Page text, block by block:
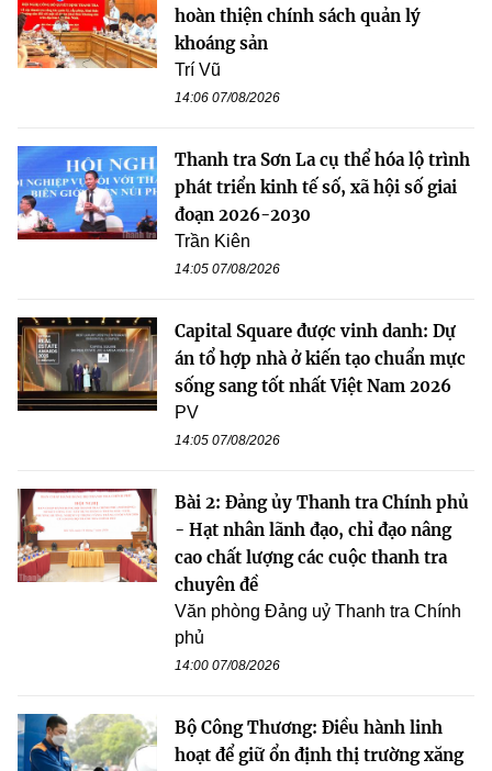
hoàn thiện chính sách quản lý
khoáng sản
Trí Vũ
14:06 07/08/2026
Thanh tra Sơn La cụ thể hóa lộ trình
phát triển kinh tế số, xã hội số giai
đoạn 2026-2030
Trần Kiên
14:05 07/08/2026
Capital Square được vinh danh: Dự
án tổ hợp nhà ở kiến tạo chuẩn mực
sống sang tốt nhất Việt Nam 2026
PV
14:05 07/08/2026
Bài 2: Đảng ủy Thanh tra Chính phủ
- Hạt nhân lãnh đạo, chỉ đạo nâng
cao chất lượng các cuộc thanh tra
chuyên đề
Văn phòng Đảng uỷ Thanh tra Chính
phủ
14:00 07/08/2026
Bộ Công Thương: Điều hành linh
hoạt để giữ ổn định thị trường xăng